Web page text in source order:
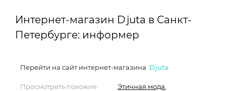
Интернет-магазин Djuta в Санкт-
Петербурге: информер
Перейти на сайт интернет-магазина Djuta
Просмотреть похожие
Этичная мода